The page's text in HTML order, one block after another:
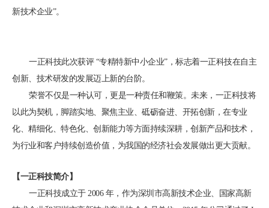
新技术企业”。
一正科技此次获评 “专精特新中小企业”，标志着一正科技在自主
创新、技术研发的发展迈上新的台阶。
荣誉不仅是一种认可，更是一种责任和鞭策。未来，一正科技将
以此为契机，脚踏实地、聚焦主业、砥砺奋进、开拓创新，在专业
化、精细化、特色化、创新能力等方面持续深耕，创新产品和技术，
为行业和客户持续创造价值，为我国的经济社会发展做出更大贡献。
【一正科技简介】
一正科技成立于 2006 年，作为深圳市高新技术企业、国家高新